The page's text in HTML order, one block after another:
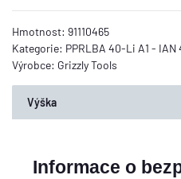
Hmotnost: 91110465
Kategorie: PPRLBA 40-Li A1 - IAN
Výrobce: Grizzly Tools
Výška
Informace o